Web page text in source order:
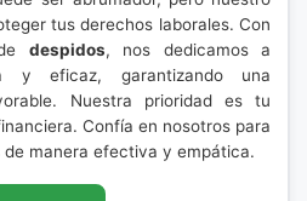
tus derechos laborales. Con
despidos, nos dedicamos a
y eficaz, garantizando una
Nuestra prioridad es tu
Confía en nosotros para
manera efectiva y empática.